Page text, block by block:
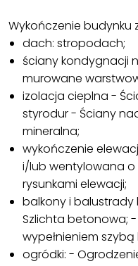
Wykończenie budynku
dach: stropodach;
ściany kondygnacji
murowane
izolacja cieplna -
styrodur - Ściany
mineralna;
wykończenie
i/lub wentylowana o
rysunkami elewacji;
balkony i balustrady
Szlichta betonowa;
wypełnieniem
ogródki: -